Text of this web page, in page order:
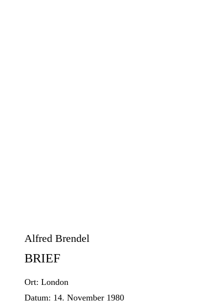
Alfred Brendel
BRIEF
Ort: London
Datum: 14. November 1980